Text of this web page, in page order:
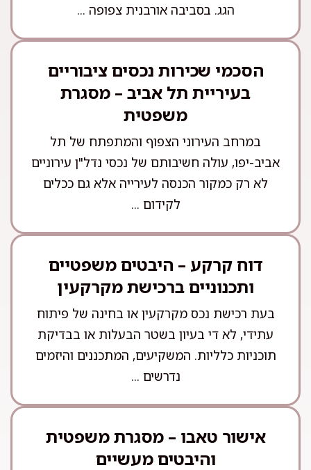
הגג. בסביבה אורבנית צפופה ...
הסכמי שכירות נכסים ציבוריים
בעיריית תל אביב – מסגרת
משפטית
במרחב העירוני הצפוף והמתפתח של תל
אביב-יפו, עולה חשיבותם של נכסי נדל"ן עירוניים
לא רק כמקור הכנסה לעירייה אלא גם ככלים
לקידום ...
דוח קרקע – היבטים משפטיים
ותכנוניים ברכישת מקרקעין
בעת רכישת נכס מקרקעין או בחינה של פיתוח
עתידי, לא די בעיון בשטר הבעלות או בבדיקת
תוכניות כלליות. המשקיעים, המתכננים והיזמים
נדרשים ...
אישור טאבו – מסגרת משפטית
והיבטים מעשיים